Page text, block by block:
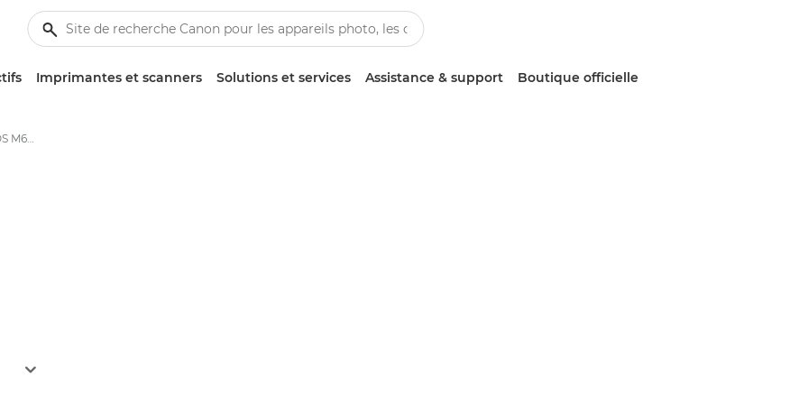
Imprimantes et scanners Solutions et services Assistance & support Boutique officielle
Appareil photo Canon EOS M6 Mark II